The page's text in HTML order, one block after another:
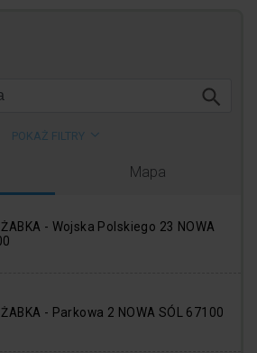
Rejestracja